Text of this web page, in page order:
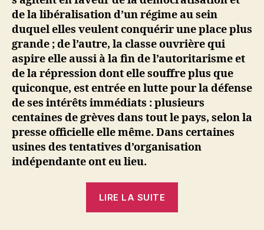
de la libéralisation d’un régime au sein
duquel elles veulent conquérir une place plus
grande ; de l’autre, la classe ouvrière qui
aspire elle aussi à la fin de l’autoritarisme et
de la répression dont elle souffre plus que
quiconque, est entrée en lutte pour la défense
de ses intérêts immédiats : plusieurs
centaines de grèves dans tout le pays, selon la
presse officielle elle même. Dans certaines
usines des tentatives d’organisation
indépendante ont eu lieu.
LIRE LA SUITE